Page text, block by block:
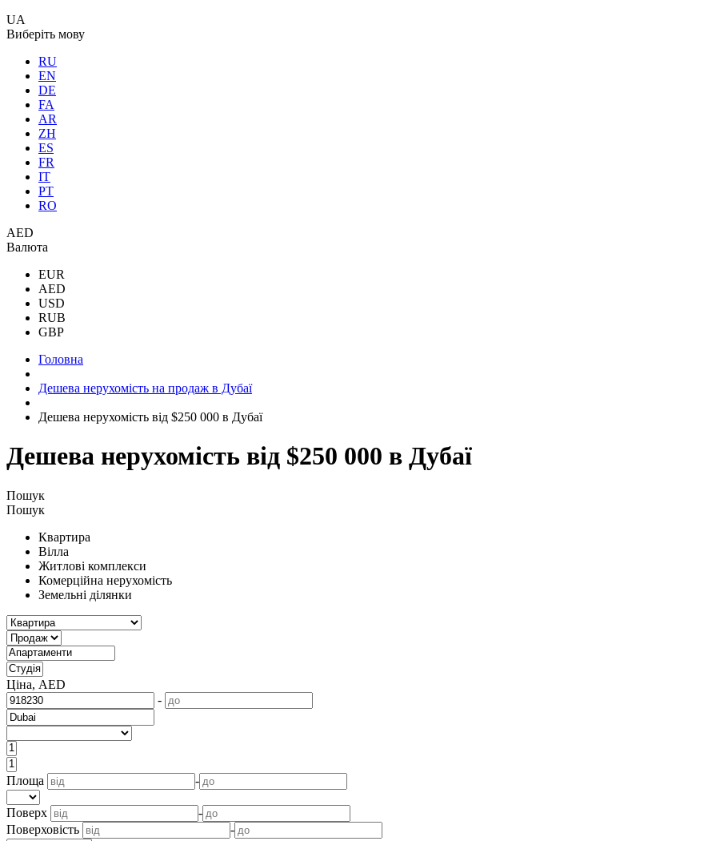
UA
Виберіть мову
RU
EN
DE
FA
AR
ZH
ES
FR
IT
PT
RO
AED
Валюта
EUR
AED
USD
RUB
GBP
Головна
Дешева нерухомість на продаж в Дубаї
Дешева нерухомість від $250 000 в Дубаї
Дешева нерухомість від $250 000 в Дубаї
Пошук
Пошук
Квартира
Вілла
Житлові комплекси
Комерційна нерухомість
Земельні ділянки
Ціна, AED
-
Площа -
Поверх
-
Поверховість
-